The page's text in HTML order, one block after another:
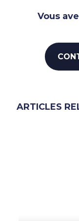
Vous
ARTICLES